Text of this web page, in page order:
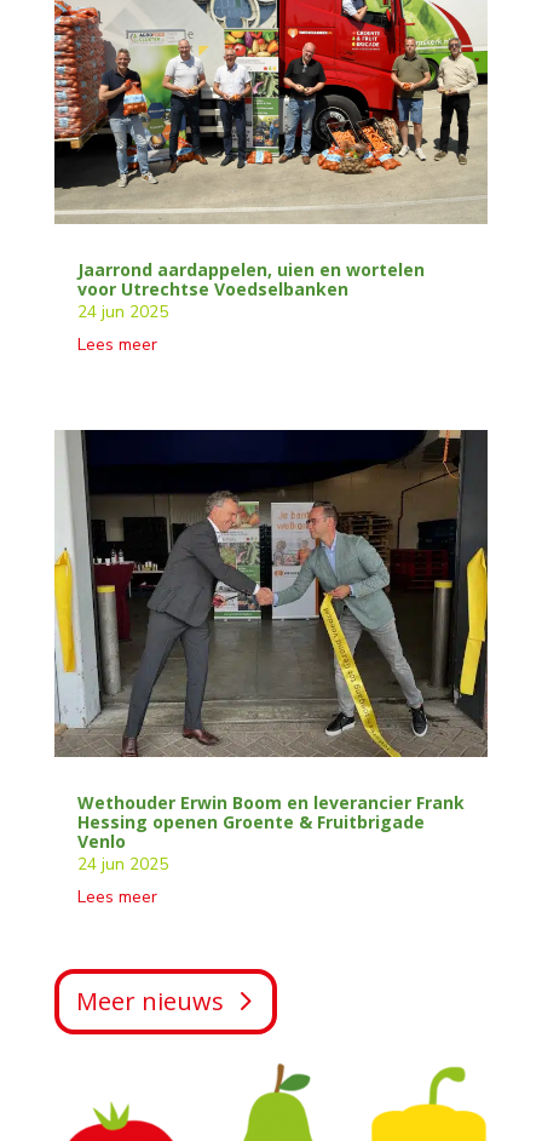
Jaarrond aardappelen, uien en wortelen
voor Utrechtse Voedselbanken
24 jun 2025
Lees meer
Wethouder Erwin Boom en leverancier Frank
Hessing openen Groente & Fruitbrigade
Venlo
24 jun 2025
Lees meer
Meer nieuws